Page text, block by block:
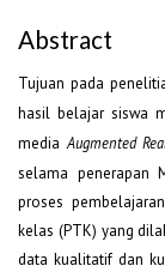
Abstract
Tujuan pada
hasil belajar siswa
mediaAugmented
selama penerapan
proses
kelas (PTK) yang
data kualitatif dan